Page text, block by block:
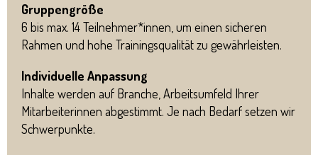
Gruppengröße
6 bis max. 14 Teilnehmer*innen, um einen sicheren
Rahmen und hohe Trainingsqualität zu gewährleisten.
Individuelle Anpassung
Inhalte werden auf Branche, Arbeitsumfeld Ihrer
Mitarbeiterinnen abgestimmt. Je nach Bedarf setzen wir
Schwerpunkte.